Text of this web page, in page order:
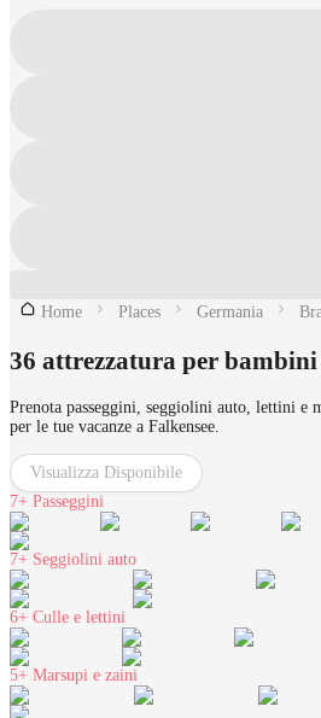
Home Places Germania
36 attrezzatura per bambini
Prenota passeggini, seggiolini auto, lettini
per le tue vacanze a Falkensee.
Visualizza Disponibile
7+ Passeggini
7+ Seggiolini auto
6+ Culle e lettini
5+ Marsupi e zaini